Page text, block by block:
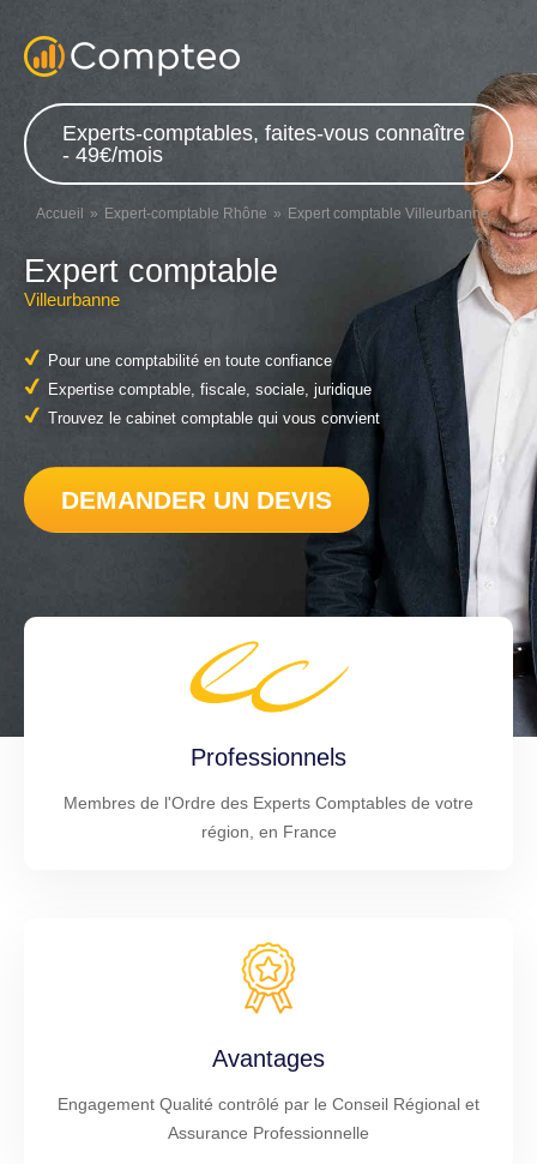
Experts-comptables, faites-vous connaître
- 49€/mois
Accueil Expert-comptable Rhône Expert comptable Villeurbanne
Expert comptable
Villeurbanne
Pour une comptabilité en toute confiance
Expertise comptable, fiscale, sociale, juridique
Trouvez le cabinet comptable qui vous convient
DEMANDER UN DEVIS
Professionnels
Membres de l'Ordre des Experts Comptables de votre
région, en France
Avantages
Engagement Qualité contrôlé par le Conseil Régional et
Assurance Professionnelle